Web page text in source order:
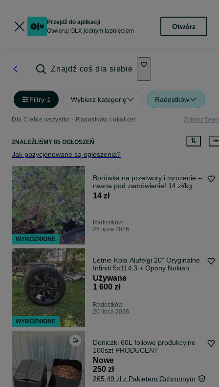
Przejdź do aplikacji
Otwieraj OLX jednym tapnięciem
Otwórz
Znajdź coś dla siebie
Filtry·1 Wybierz kategorię Radostków
Dla Ciebie wszystko - Radostków i okolice! Zobacz
ZNALEŹLIŚMY 85 OGŁOSZEŃ
Jak pozycjonowane są ogłoszenia?
Borówka na przetwory i mrożenie –
rwana pod zamówienie! 14 zł/kg
14 zł
Radostków
26 lipca 2026
Letnie Koła Alufelgi 20" Oryginalne
Infiniti 5x114.3 + Opony Nokian
265/50R20
Używane
1 600 zł
Radostków
20 lipca 2026
Doniczki 60L foliowe produkcyjne
100szt PRODUCENT
Nowe
250 zł
265,49 zł z Pakietem Ochronnym
WYRÓŻNIONE
WYRÓŻNIONE